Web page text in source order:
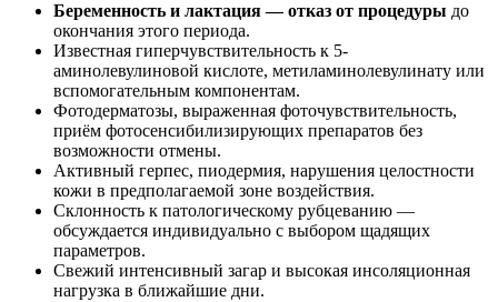
Беременность и лактация — отказ от процедуры до
окончания этого периода.
Известная гиперчувствительность к 5-
аминолевулиновой кислоте, метиламинолевулинату или
вспомогательным компонентам.
Фотодерматозы, выраженная фоточувствительность,
приём фотосенсибилизирующих препаратов без
возможности отмены.
Активный герпес, пиодермия, нарушения целостности
кожи в предполагаемой зоне воздействия.
Склонность к патологическому рубцеванию —
обсуждается индивидуально с выбором щадящих
параметров.
Свежий интенсивный загар и высокая инсоляционная
нагрузка в ближайшие дни.